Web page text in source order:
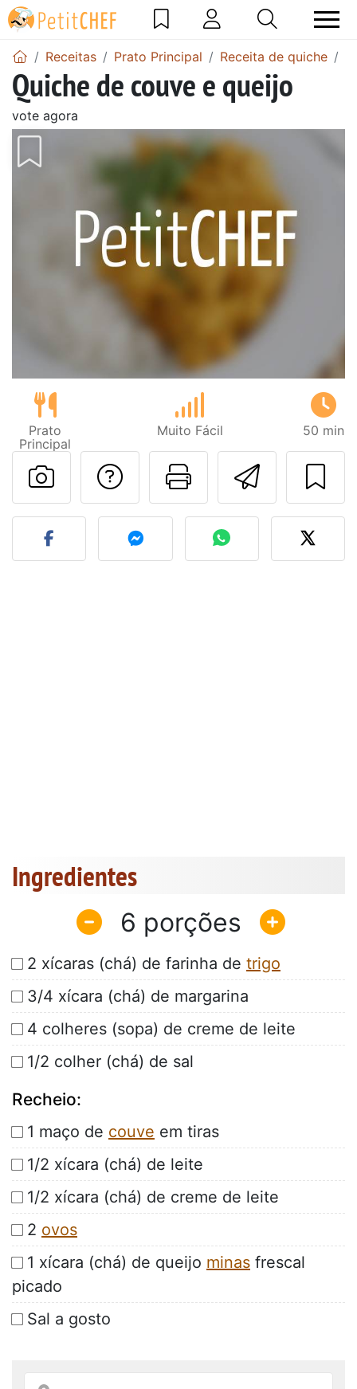
Receitas Prato Principal Receita de quiche
Quiche de couve e queijo
vote agora
Prato
Principal
Muito Fácil 50 min
Imprima
Falar com o autor
Fez esta receita?
Ingredientes
6
2 xícaras (chá) de farinha de trigo
3/4 xícara (chá) de margarina
4 colheres (sopa) de creme de leite
1/2 colher (chá) de sal
Recheio:
1 maço de couve em tiras
1/2 xícara (chá) de leite
1/2 xícara (chá) de creme de leite
2 ovos
1 xícara (chá) de queijo minas frescal
picado
Sal a gosto